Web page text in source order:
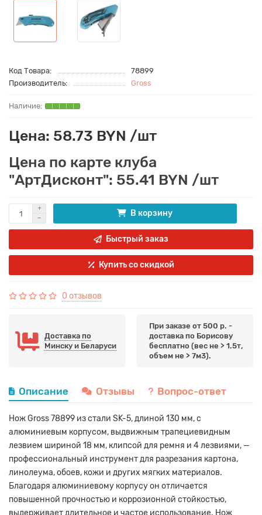
Код Товара:
78899
Производитель:
Gross
Цена: 58.73 BYN /шт
Цена по карте клуба
"АртДисконт": 55.41 BYN /шт
В корзину
Быстрый заказ
Купить со скидкой
0 отзывов
Доставка по
Минску и Беларуси
При заказе от 500 р. -
доставка по Борисову
бесплатно (вес не > 1.5т,
объем не > 7м3).
Описание Отзывы Вопрос-ответ
Нож Gross 78899 из стали SK-5, длиной 130 мм, с
алюминиевым корпусом, выдвижным трапециевидным
лезвием шириной 18 мм, клипсой для ремня и 4 лезвиями, —
профессиональный инструмент для разрезания картона,
линолеума, обоев, кожи и других мягких материалов.
Благодаря алюминиевому корпусу он отличается
повышенной прочностью и коррозионной стойкостью,